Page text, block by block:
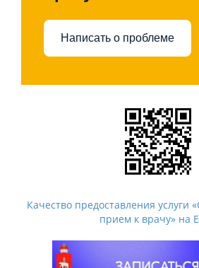
Антитеррористическая
ГО И ЧС
Написать о проблеме
Качество предоставления услуги
прием к врачу» на